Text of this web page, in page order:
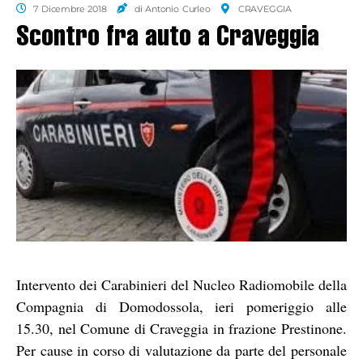
7 Dicembre 2018 di Antonio Curleo CRAVEGGIA
Scontro fra auto a Craveggia
Intervento dei Carabinieri del Nucleo Radiomobile della
Compagnia di Domodossola, ieri pomeriggio alle
15.30, nel Comune di Craveggia in frazione Prestinone.
Per cause in corso di valutazione da parte del personale